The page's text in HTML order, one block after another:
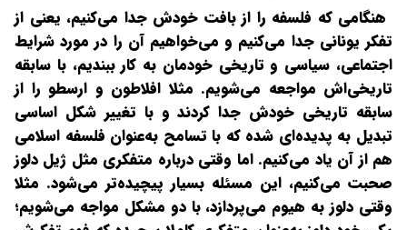
‌ هنگامی که فلسفه را از بافت خودش جدا می‌کنیم، یعنی از
تفکر یونانی جدا می‌کنیم و می‌خواهیم آن را در مورد شرایط
اجتماعی، سیاسی و تاریخی خودمان به کار ببندیم، با سابقه
تاریخی‌اش مواجعه می‌شویم. مثلا افلاطون و ارسطو را از
سابقه تاریخی خودش جدا کردند و با تغییر شکل اساسی
تبدیل به پدیده‌ای شده که با تسامح به‌عنوان فلسفه اسلامی
هم از آن یاد می‌کنیم. اما وقتی درباره متفکری مثل ژیل دلوز
صحبت می‌کنیم، این مسئله بسیار پیچیده‌تر می‌شود. مثلا
وقتی دلوز به هیوم می‌پردازد، با دو مشکل مواجه می‌شویم؛